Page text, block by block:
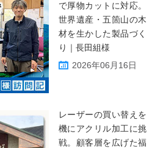
で厚物カットに対応。
世界遺産・五箇山の木
材を生かした製品づく
り｜長田組様
2026年06月16日
レーザーの買い替えを
機にアクリル加工に挑
戦。顧客層を広げた福